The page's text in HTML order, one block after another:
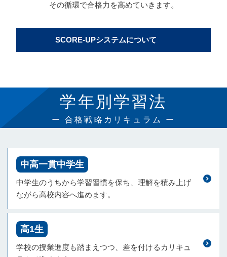
その循環で合格力を高めていきます。
SCORE-UPシステムについて
学年別学習法
ー 合格戦略カリキュラム ー
中高一貫中学生
中学生のうちから学習習慣を保ち、理解を積み上げ
ながら高校内容へ進めます。
高1生
学校の授業進度も踏まえつつ、差を付けるカリキュ